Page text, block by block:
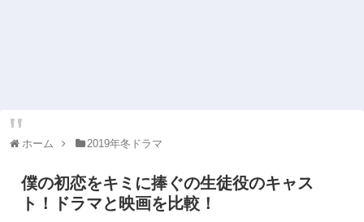
ホーム 2019年冬ドラマ
僕の初恋をキミに捧ぐの生徒役のキャス
ト！ドラマと映画を比較！